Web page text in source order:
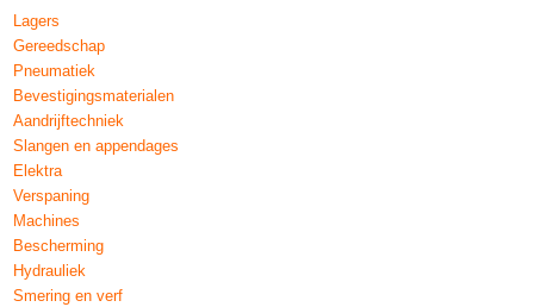
Lagers
Gereedschap
Pneumatiek
Bevestigingsmaterialen
Aandrijftechniek
Slangen en appendages
Elektra
Verspaning
Machines
Bescherming
Hydrauliek
Smering en verf